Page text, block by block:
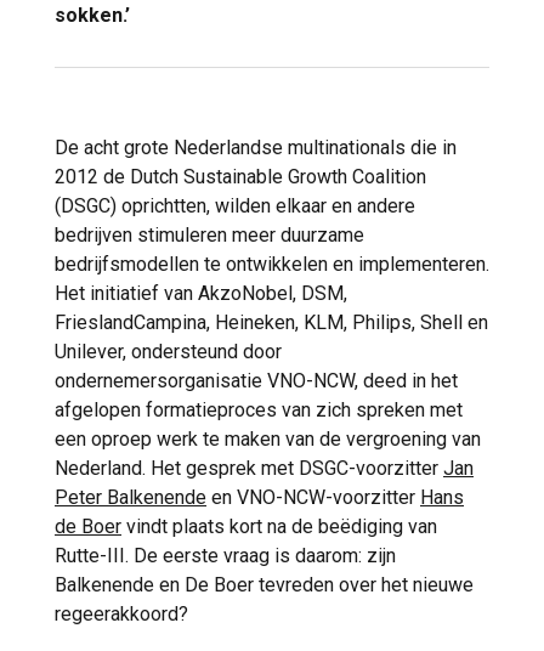
sokken.’
De acht grote Nederlandse multinationals die in
2012 de Dutch Sustainable Growth Coalition
(DSGC) oprichtten, wilden elkaar en andere
bedrijven stimuleren meer duurzame
bedrijfsmodellen te ontwikkelen en implementeren.
Het initiatief van AkzoNobel, DSM,
FrieslandCampina, Heineken, KLM, Philips, Shell en
Unilever, ondersteund door
ondernemersorganisatie VNO-NCW, deed in het
afgelopen formatieproces van zich spreken met
een oproep werk te maken van de vergroening van
Nederland. Het gesprek met DSGC-voorzitter Jan
Peter Balkenende en VNO-NCW-voorzitter Hans
de Boer vindt plaats kort na de beëdiging van
Rutte-III. De eerste vraag is daarom: zijn
Balkenende en De Boer tevreden over het nieuwe
regeerakkoord?